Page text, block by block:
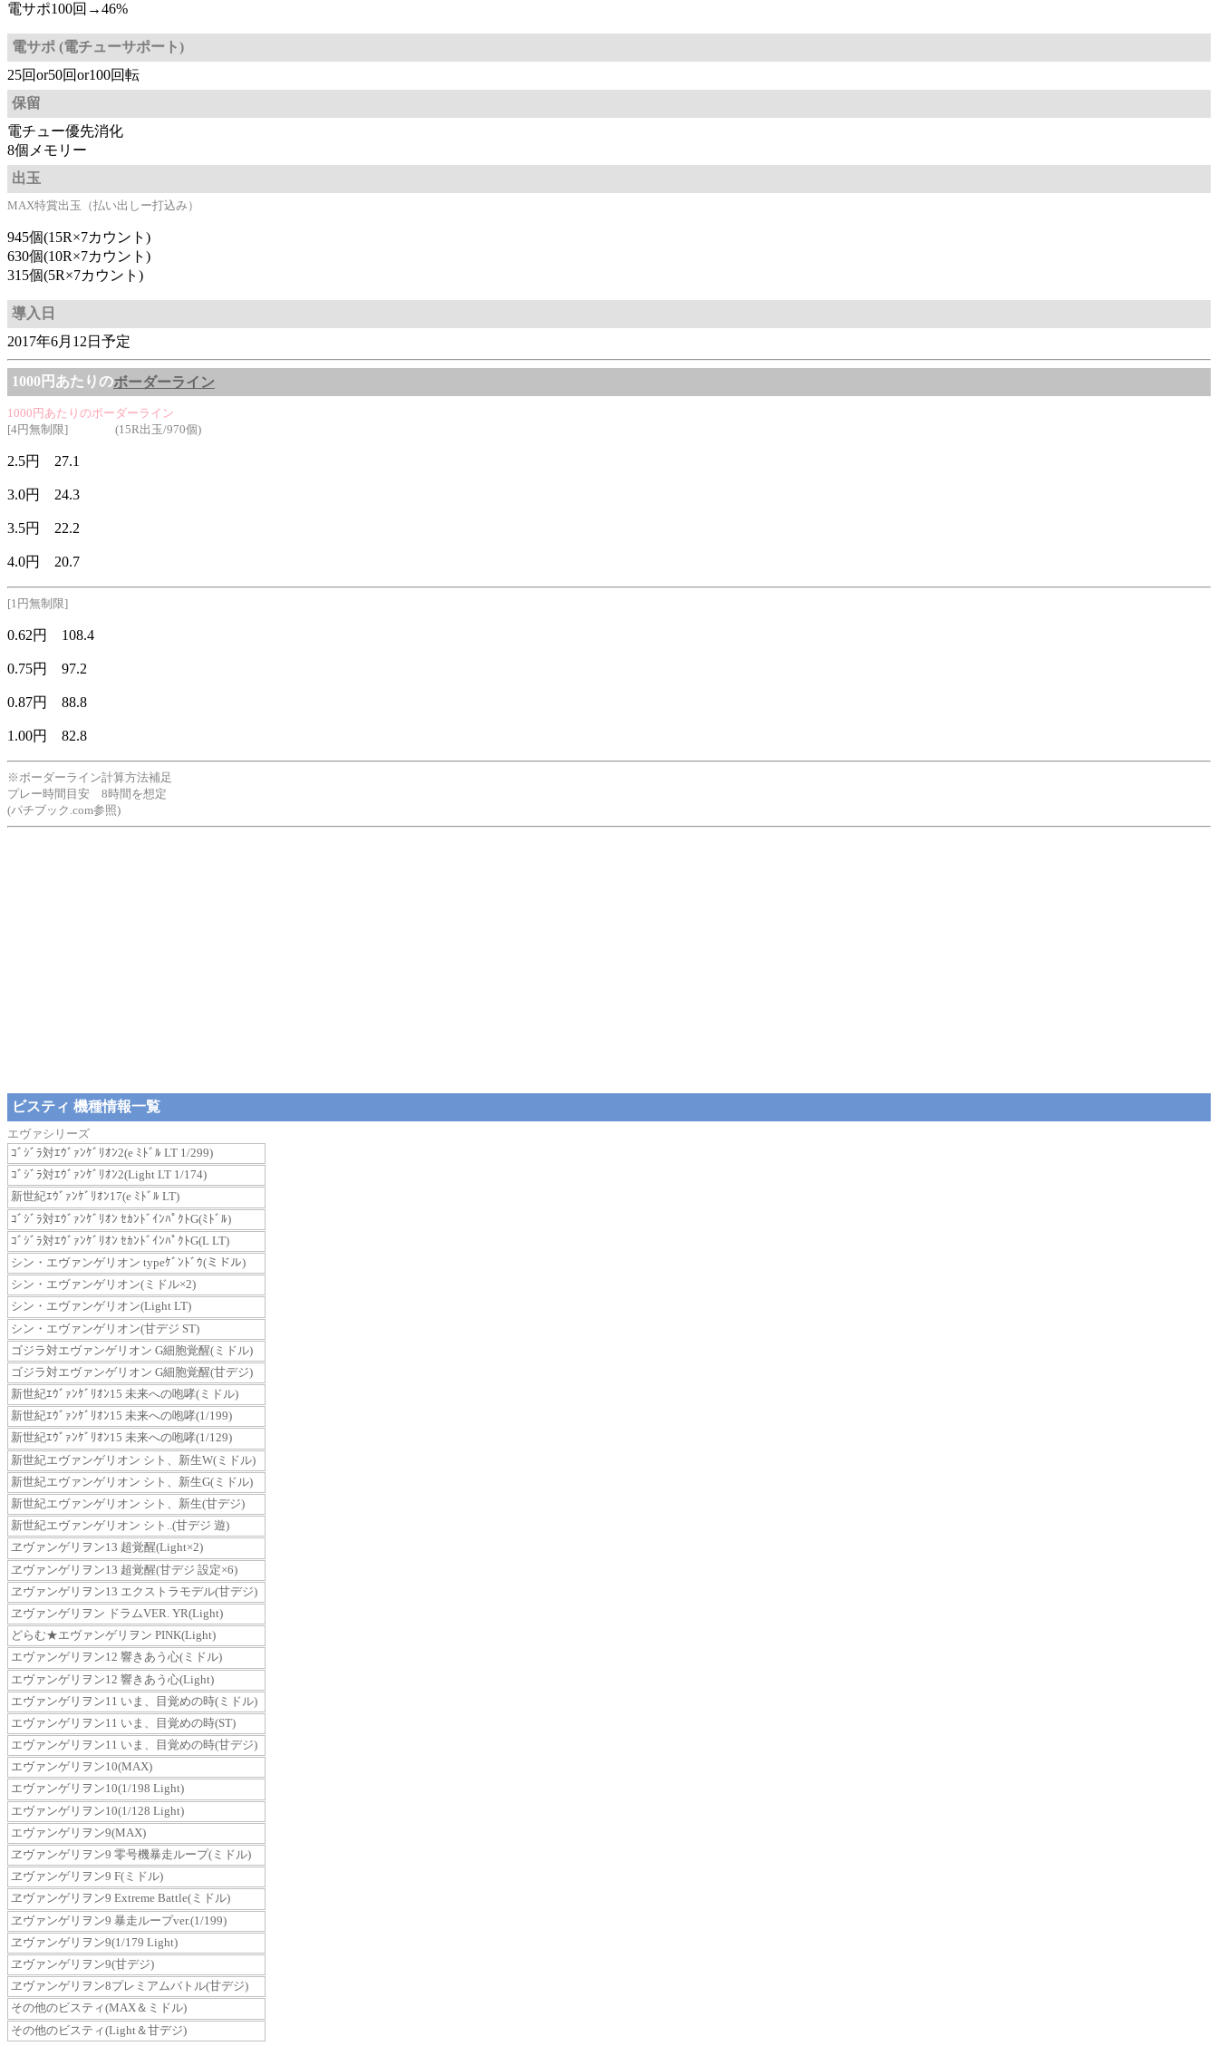
電サポ100回→46%
電サポ (電チューサポート)
25回or50回or100回転
保留
電チュー優先消化
8個メモリー
出玉
MAX特賞出玉（払い出しー打込み）
945個(15R×7カウント)
630個(10R×7カウント)
315個(5R×7カウント)
導入日
2017年6月12日予定
1000円あたりのボーダーライン
1000円あたりのボーダーライン
[4円無制限] (15R出玉/970個)
2.5円 27.1
3.0円 24.3
3.5円 22.2
4.0円 20.7
[1円無制限]
0.62円 108.4
0.75円 97.2
0.87円 88.8
1.00円 82.8
※ボーダーライン計算方法補足
プレー時間目安 8時間を想定
(パチブック.com参照)
ビスティ 機種情報一覧
エヴァシリーズ
ｺﾞｼﾞﾗ対ｴｳﾞｧﾝｹﾞﾘｵﾝ2(e ﾐﾄﾞﾙ LT 1/299)
ｺﾞｼﾞﾗ対ｴｳﾞｧﾝｹﾞﾘｵﾝ2(Light LT 1/174)
新世紀ｴｳﾞｧﾝｹﾞﾘｵﾝ17(e ﾐﾄﾞﾙ LT)
ｺﾞｼﾞﾗ対ｴｳﾞｧﾝｹﾞﾘｵﾝ ｾｶﾝﾄﾞｲﾝﾊﾟｸﾄG(ﾐﾄﾞﾙ)
ｺﾞｼﾞﾗ対ｴｳﾞｧﾝｹﾞﾘｵﾝ ｾｶﾝﾄﾞｲﾝﾊﾟｸﾄG(L LT)
シン・エヴァンゲリオン typeｹﾞﾝﾄﾞｳ(ミドル)
シン・エヴァンゲリオン(ミドル×2)
シン・エヴァンゲリオン(Light LT)
シン・エヴァンゲリオン(甘デジ ST)
ゴジラ対エヴァンゲリオン G細胞覚醒(ミドル)
ゴジラ対エヴァンゲリオン G細胞覚醒(甘デジ)
新世紀ｴｳﾞｧﾝｹﾞﾘｵﾝ15 未来への咆哮(ミドル)
新世紀ｴｳﾞｧﾝｹﾞﾘｵﾝ15 未来への咆哮(1/199)
新世紀ｴｳﾞｧﾝｹﾞﾘｵﾝ15 未来への咆哮(1/129)
新世紀エヴァンゲリオン シト、新生W(ミドル)
新世紀エヴァンゲリオン シト、新生G(ミドル)
新世紀エヴァンゲリオン シト、新生(甘デジ)
新世紀エヴァンゲリオン シト..(甘デジ 遊)
ヱヴァンゲリヲン13 超覚醒(Light×2)
ヱヴァンゲリヲン13 超覚醒(甘デジ 設定×6)
ヱヴァンゲリヲン13 エクストラモデル(甘デジ)
ヱヴァンゲリヲン ドラムVER. YR(Light)
どらむ★エヴァンゲリヲン PINK(Light)
エヴァンゲリヲン12 響きあう心(ミドル)
エヴァンゲリヲン12 響きあう心(Light)
エヴァンゲリヲン11 いま、目覚めの時(ミドル)
エヴァンゲリヲン11 いま、目覚めの時(ST)
エヴァンゲリヲン11 いま、目覚めの時(甘デジ)
エヴァンゲリヲン10(MAX)
エヴァンゲリヲン10(1/198 Light)
エヴァンゲリヲン10(1/128 Light)
エヴァンゲリヲン9(MAX)
ヱヴァンゲリヲン9 零号機暴走ループ(ミドル)
ヱヴァンゲリヲン9 F(ミドル)
ヱヴァンゲリヲン9 Extreme Battle(ミドル)
ヱヴァンゲリヲン9 暴走ループver.(1/199)
ヱヴァンゲリヲン9(1/179 Light)
ヱヴァンゲリヲン9(甘デジ)
ヱヴァンゲリヲン8プレミアムバトル(甘デジ)
その他のビスティ(MAX＆ミドル)
その他のビスティ(Light＆甘デジ)